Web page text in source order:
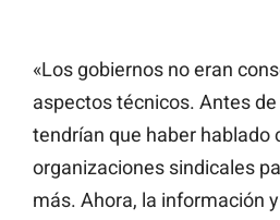
«Los gobiernos no eran
aspectos técnicos. Antes
tendrían que haber hablado
organizaciones sindicales
más. Ahora, la información